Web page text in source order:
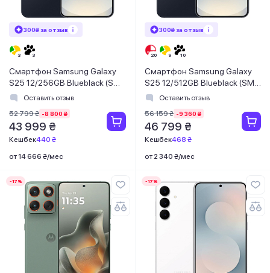
300₴ за отзыв
Смартфон Samsung Galaxy
S25 12/256GB Blueblack (SM-
S931BZKGEUC)
Оставить отзыв
52 799 ₴ -8 800 ₴
43 999 ₴
Кешбек440 ₴
от 14 666 ₴/мес
300₴ за отзыв
Смартфон Samsung Galaxy
S25 12/512GB Blueblack (SM-
S931BZKHEUC)
Оставить отзыв
56 159 ₴ -9 360 ₴
46 799 ₴
Кешбек468 ₴
от 2 340 ₴/мес
-17% -17%